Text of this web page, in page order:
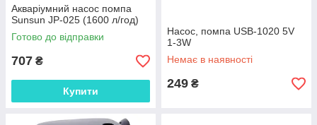
Акваріумний насос помпа
Sunsun JP-025 (1600 л/год)
Готово до відправки
707 ₴
Купити
Насос, помпа USB-1020 5V
1-3W
Немає в наявності
249 ₴